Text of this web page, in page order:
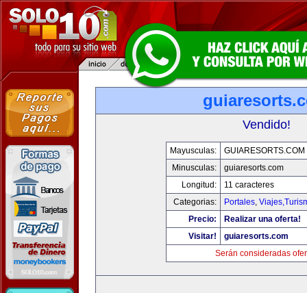
Vendido!
Mayusculas:
GUIARESORTS.COM
Minusculas:
guiaresorts.com
Longitud:
11 caracteres
Categorias:
Portales,
Precio:
Realizar una oferta!
Visitar!
guiaresorts.com
Serán consideradas